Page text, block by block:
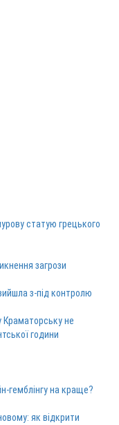
статую грецького
загрози
з-під контролю
Краматорську не
години
гемблінгу на краще?
як відкрити